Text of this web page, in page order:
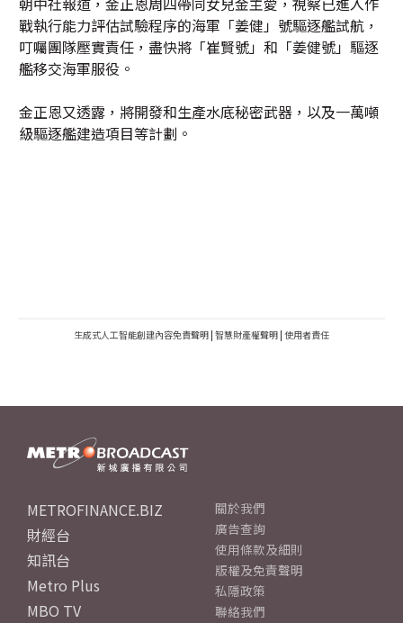
戰執行能力評估試驗程序的海軍「姜健」號驅逐艦試航，
叮囑團隊壓實責任，盡快將「崔賢號」和「姜健號」驅逐
艦移交海軍服役。
金正恩又透露，將開發和生產水底秘密武器，以及一萬噸
級驅逐艦建造項目等計劃。
生成式人工智能創建內容免責聲明 | 智慧財產權聲明 | 使用者責任
METROFINANCE.BIZ
財經台
知訊台
Metro Plus
MBO TV
關於我們
廣告查詢
使用條款及細則
版權及免責聲明
私隱政策
聯絡我們